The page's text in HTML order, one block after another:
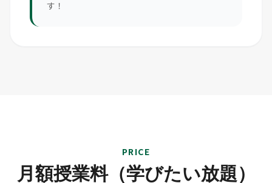
す！
PRICE
月額授業料（学びたい放題）